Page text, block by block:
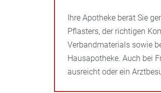
Ihre Apotheke berät Sie
Pflasters, der richtigen
Verbandmaterials sowie
Hausapotheke. Auch bei
ausreicht oder ein